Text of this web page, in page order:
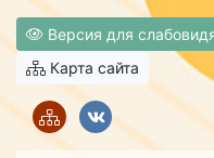
Версия для
Карта сайта